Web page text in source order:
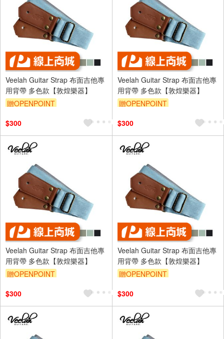
Veelah Guitar Strap 布面吉他專
用背帶 多色款【敦煌樂器】
贈OPENPOINT
$300
Veelah Guitar Strap 布面吉他專
用背帶 多色款【敦煌樂器】
贈OPENPOINT
$300
Veelah Guitar Strap 布面吉他專
用背帶 多色款【敦煌樂器】
贈OPENPOINT
$300
Veelah Guitar Strap 布面吉他專
用背帶 多色款【敦煌樂器】
贈OPENPOINT
$300